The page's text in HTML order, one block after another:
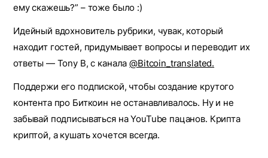
ему скажешь?” – тоже было :)
Идейный вдохновитель рубрики, чувак, который
находит гостей, придумывает вопросы и переводит их
ответы — Tony B, с канала@Bitcoin_translated.
Поддержи его подпиской, чтобы создание крутого
контента про Биткоин не останавливалось. Ну и не
забывай подписываться на YouTube пацанов. Крипта
криптой, а кушать хочется всегда.